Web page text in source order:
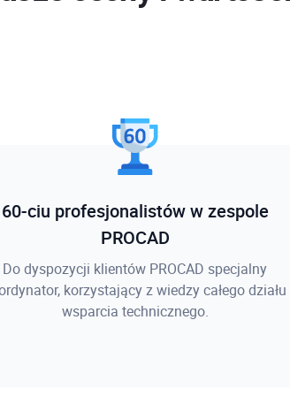
60-ciu profesjonalistów w zespole
PROCAD
Do dyspozycji klientów PROCAD specjalny
korzystający z wiedzy całego działu
wsparcia technicznego.